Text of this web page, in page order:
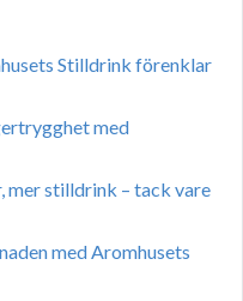
Stilldrink förenklar
med
mer stilldrink – tack vare
med Aromhusets